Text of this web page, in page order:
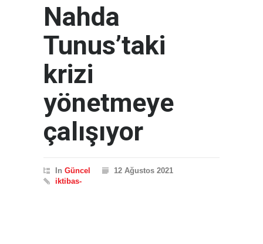
Nahda
Tunus’taki
krizi
yönetmeye
çalışıyor
In Güncel
12 Ağustos 2021
iktibas-